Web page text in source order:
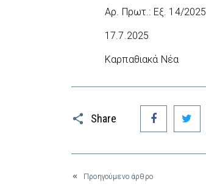
Αρ. Πρωτ.: Εξ. 14/2025
17.7.2025
Καρπαθιακά Νέα
Share
Facebook
Προηγούμενο άρθρο